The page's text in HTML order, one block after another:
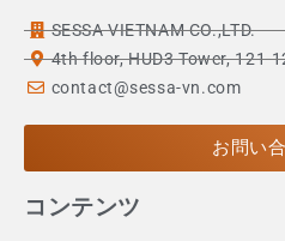
SESSA VIETNAM CO.,LTD.
4th floor, HUD3 Tower, 121-
contact@sessa-vn.com
お問い
コンテンツ